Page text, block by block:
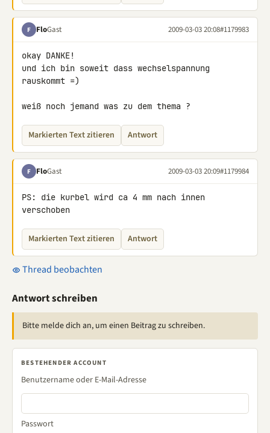
F FloGast 2009-03-03 20:08#1179983
okay DANKE!
und ich bin soweit dass wechselspannung
rauskommt =)
weiß noch jemand was zu dem thema ?
Markierten Text zitieren Antwort
F FloGast 2009-03-03 20:09#1179984
PS: die kurbel wird ca 4 mm nach innen
verschoben
Markierten Text zitieren Antwort
Thread beobachten
Antwort schreiben
Bitte melde dich an, um einen Beitrag zu schreiben.
BESTEHENDER ACCOUNT
Benutzername oder E-Mail-Adresse
Passwort